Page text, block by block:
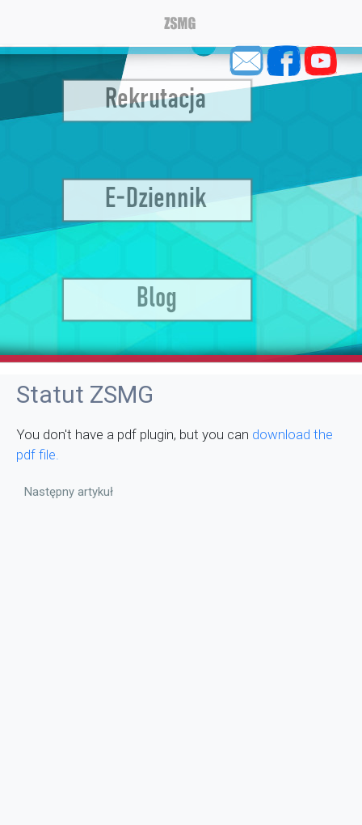
Statut ZSMG
You don't have a pdf plugin, but you can download the
pdf file.
Następny artykuł: Świetlica szkolna
Następny artykuł